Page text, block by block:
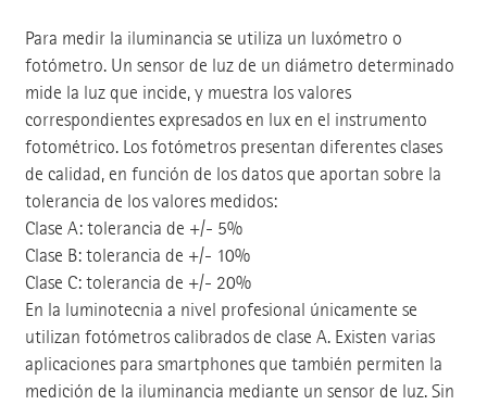
Para medir la iluminancia se utiliza un luxómetro o
fotómetro. Un sensor de luz de un diámetro determinado
mide la luz que incide, y muestra los valores
correspondientes expresados en lux en el instrumento
fotométrico. Los fotómetros presentan diferentes clases
de calidad, en función de los datos que aportan sobre la
tolerancia de los valores medidos:
Clase A: tolerancia de +/- 5%
Clase B: tolerancia de +/- 10%
Clase C: tolerancia de +/- 20%
En la luminotecnia a nivel profesional únicamente se
utilizan fotómetros calibrados de clase A. Existen varias
aplicaciones para smartphones que también permiten la
medición de la iluminancia mediante un sensor de luz. Sin